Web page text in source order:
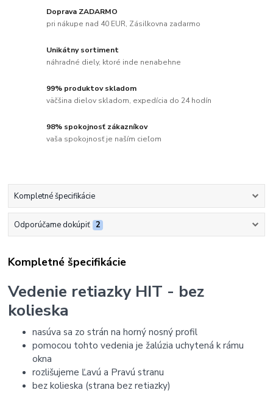
Doprava ZADARMO
pri nákupe nad 40 EUR, Zásilkovna zadarmo
Unikátny sortiment
náhradné diely, ktoré inde nenabehne
99% produktov skladom
väčšina dielov skladom, expedícia do 24 hodín
98% spokojnosť zákazníkov
vaša spokojnosť je naším cieľom
Kompletné špecifikácie
Odporúčame dokúpiť 2
Kompletné špecifikácie
Vedenie retiazky HIT - bez
kolieska
nasúva sa zo strán na horný nosný profil
pomocou tohto vedenia je žalúzia uchytená k rámu
okna
rozlišujeme Ľavú a Pravú stranu
bez kolieska (strana bez retiazky)